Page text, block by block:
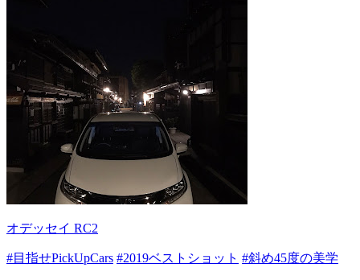
オデッセイ RC2
#目指せPickUpCars #2019ベストショット #斜め45度の美学